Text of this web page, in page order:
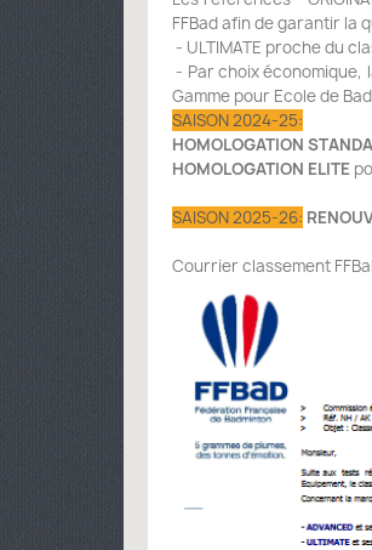
FFBad afin de garantir la
- ULTIMATE proche du
- Par choix économique,
Gamme pour Ecole de
SAISON 2024-25:
HOMOLOGATION
HOMOLOGATION ELITE
SAISON 2025-26:
Courrier classement